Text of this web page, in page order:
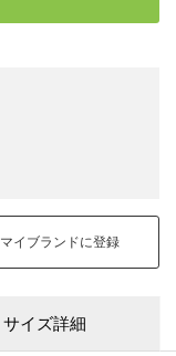
マイブランドに登録
サイズ詳細